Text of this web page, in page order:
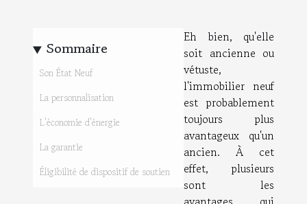
Sommaire
Son État Neuf
La personnalisation
L'économie d'énergie
La garantie
Éligibilité de dispositif de soutien
Eh bien, qu'elle
soit ancienne ou
vétuste,
l'immobilier neuf
est probablement
toujours plus
avantageux qu'un
ancien. À cet
effet, plusieurs
sont les